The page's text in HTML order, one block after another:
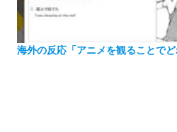
海外の反応「アニメを観ることで